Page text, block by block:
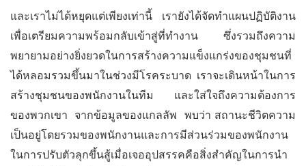
และเราไม่ได้หยุดแต่เพียงเท่านี้ เรายังได้จัดทำแผนปฏิบัติงาน
เพื่อเตรียมความพร้อมกลับเข้าสู่ที่ทำงาน ซึ่งรวมถึงความ
พยายามอย่างยิ่งยวดในการสร้างความแข็งแกร่งของชุมชนที่
ได้หลอมรวมขึ้นมาในช่วงมีโรคระบาด เราจะเดินหน้าในการ
สร้างชุมชนของพนักงานในทีม และใส่ใจถึงความต้องการ
ของพวกเขา จากข้อมูลของแกลลัพ พบว่า สถานะชีวิตความ
เป็นอยู่โดยรวมของพนักงานและการมีส่วนร่วมของพนักงาน
ในการปรับตัวลุกขึ้นสู้เมื่อเจออุปสรรคคือสิ่งสำคัญในการนำ